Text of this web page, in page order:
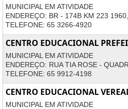
MUNICIPAL EM ATIVIDADE
ENDEREÇO: BR - 174B KM 223
TELEFONE: 65 3266-4920
CENTRO EDUCACIONAL
MUNICIPAL EM ATIVIDADE
ENDEREÇO: RUA TIA ROSE -
TELEFONE: 65 9912-4198
CENTRO EDUCACIONAL
MUNICIPAL EM ATIVIDADE